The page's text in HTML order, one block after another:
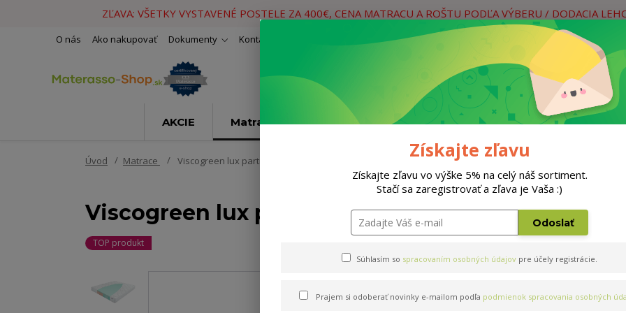
ZĽAVA: VŠETKY VYSTAVENÉ POSTELE ZA 400€, CENA MATRACU A ROŠTU PODĽA VÝBERU / DODACIA
O nás Ako nakupovať Dokumenty Kontakty
Hľadať
Neviete si rady? Zavolajte.
AKCIE Matrace Rošty Doplnky Postele
Úvod Matrace Viscogreen lux partner 180x200cm
Viscogreen lux partner 180x200cm
TOP produkt
Získajte zľavu
Získajte zľavu vo výške 5% na celý náš sortiment.
Stačí sa zaregistrovať a zľava je Vaša :)
Odoslať
Súhlasím so spracovaním osobných údajov pre účely registrácie.
Prajem si odoberať novinky e-mailom podľa podmienok spracovania osobných